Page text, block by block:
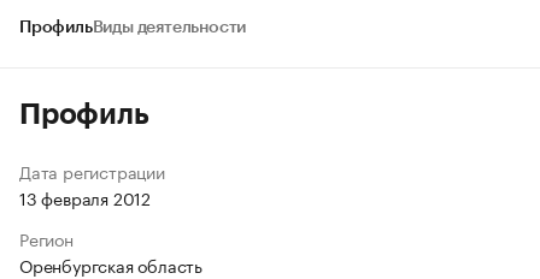
ПрофильВиды деятельности
Профиль
Дата регистрации
13 февраля 2012
Регион
Оренбургская область